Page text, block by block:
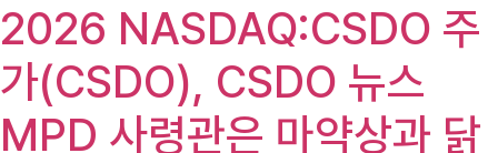
2026 NASDAQ:CSDO 주
가(CSDO), CSDO 뉴스
MPD 사령관은 마약상과 닭